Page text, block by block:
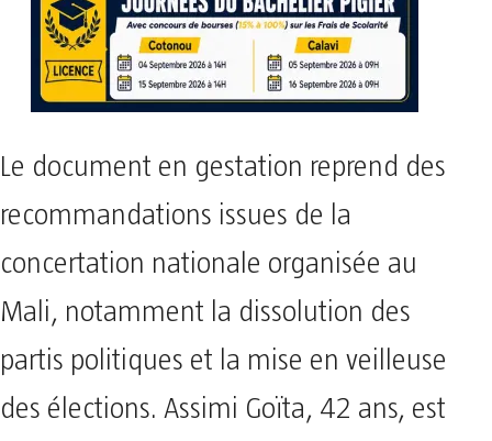
Le document en gestation reprend des
recommandations issues de la
concertation nationale organisée au
Mali, notamment la dissolution des
partis politiques et la mise en veilleuse
des élections. Assimi Goïta, 42 ans, est